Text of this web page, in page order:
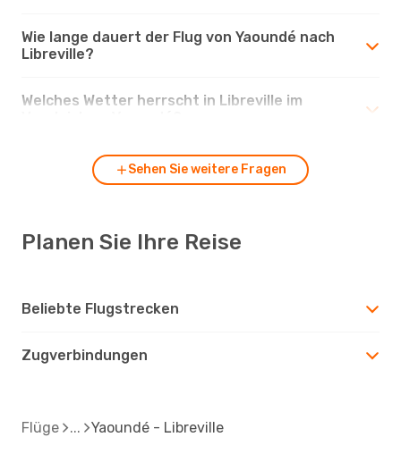
Wie lange dauert der Flug von Yaoundé nach
Libreville?
Welches Wetter herrscht in Libreville im
Sehen Sie weitere Fragen
Planen Sie Ihre Reise
Beliebte Flugstrecken
Zugverbindungen
Flüge Yaoundé - Libreville